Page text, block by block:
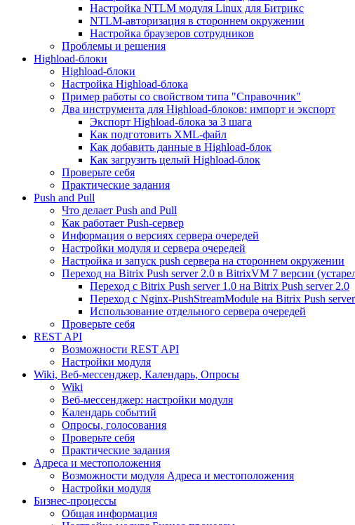
Настройка NTLM модуля Linux для Битрикс
NTLM-авторизация в стороннем окружении
Настройка браузеров сотрудников
Проблемы и решения
Highload-блоки
Highload-блоки
Настройка Highload-блока
Пример работы со свойством типа "Справочник"
Два инструмента для Highload-блоков: импорт и экспорт
Экспорт Highload-блока за 3 шага
Как подготовить XML-файл
Как добавить данные в Highload-блок
Как загрузить целый Highload-блок
Проверьте себя
Практические задания
Push and Pull
Что делает Push and Pull
Как работает Push-сервер
Информация о версиях сервера очередей
Настройки модуля и сервера очередей
Настройка и запуск push сервера на стороннем окружении
Переход на Bitrix Push server 2.0 в BitrixVM 7 версии
Переход с Bitrix Push server 1.0 на Bitrix Push server 2.0
Переход с Nginx-PushStreamModule на Bitrix Push
Использование отдельного сервера очередей
Проверьте себя
REST API
Возможности REST API
Настройки модуля
Wiki, Веб-мессенджер, Календарь, Опросы
Wiki
Веб-мессенджер: настройки модуля
Календарь событий
Опросы, голосования
Проверьте себя
Практические задания
Адреса и местоположения
Возможности модуля Адреса и местоположения
Настройки модуля
Бизнес-процессы
Общая информация